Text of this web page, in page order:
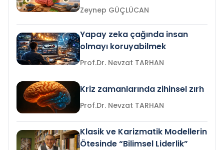
Zeynep GÜÇLÜCAN
Yapay zeka çağında insan
olmayı koruyabilmek
Prof.Dr. Nevzat TARHAN
Kriz zamanlarında zihinsel zırh
Prof.Dr. Nevzat TARHAN
Klasik ve Karizmatik Modellerin
Ötesinde “Bilimsel Liderlik”